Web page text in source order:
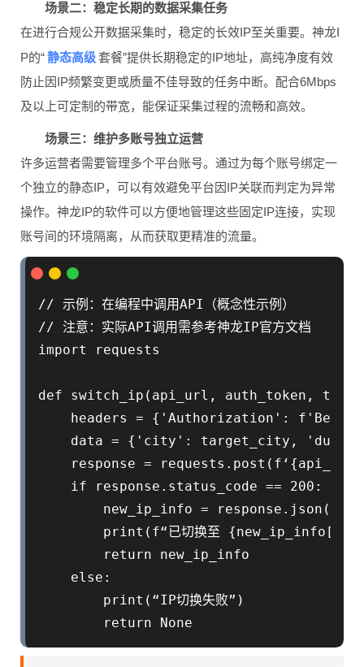
场景二：稳定长期的数据采集任务
在进行合规公开数据采集时，稳定的长效IP至关重要。神龙I
P的“静态高级 套餐”提供长期稳定的IP地址，高纯净度有效
防止因IP频繁变更或质量不佳导致的任务中断。配合6Mbps
及以上可定制的带宽，能保证采集过程的流畅和高效。
场景三：维护多账号独立运营
许多运营者需要管理多个平台账号。通过为每个账号绑定一
个独立的静态IP，可以有效避免平台因IP关联而判定为异常
操作。神龙IP的软件可以方便地管理这些固定IP连接，实现
账号间的环境隔离，从而获取更精准的流量。
// 示例：在编程中调用API（概念性示例）
// 注意：实际API调用需参考神龙IP官方文档
import requests
def switch_ip(api_url, auth_token,
headers = {'Authorization':
data = {'city': target_city,
response =
    if response.status_code == 200:
        new_ip_info = response.json()
print(f“已切换至
        return new_ip_info
    else:
        print(“IP切换失败”)